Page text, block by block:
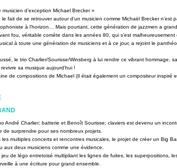
d’exception Michael Brecker »
fait de se retrouver autour d’un musicien comme Michaël Brecker n’est
à l’horizon… Mais pourtant, cette génération de jazzmen a
fou, véritable comète dans les années 80, qui s’est malheureusement
à toute une génération de musiciens et à ce jour, a rejoint le
le trio Charlier/Sourisse/Winsberg à lui rendre ce vibrant hommage,
sa musique aujourd’hui !
de compositions de Michael (Il était également un compositeur inspiré
André Charlier; batterie et Benoît Sourisse; claviers est devenu un
de surprendre pour ses nombreux projets.
multiples concerts et rencontres musicales, le projet de créer un Big
aux deux musiciens comme une évidence.
de légo entretoisé multipliant les lignes de fuites, les superpositions,
à une écriture pour grand ensemble.